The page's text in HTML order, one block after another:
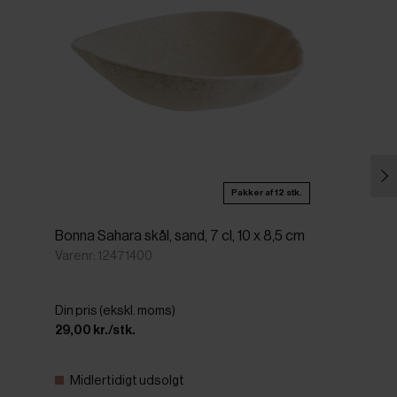
Pakker af 12 stk.
Bonna Sahara skål, sand, 7 cl, 10 x 8,5 cm
Varenr: 12471400
Din pris (ekskl. moms)
29,00 kr./stk.
Midlertidigt udsolgt